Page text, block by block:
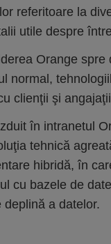
referitoare la
utile despre
Orange
normal,
clienţii şi
în intranetul
tehnică
hibridă, în
cu bazele de
a datelor.